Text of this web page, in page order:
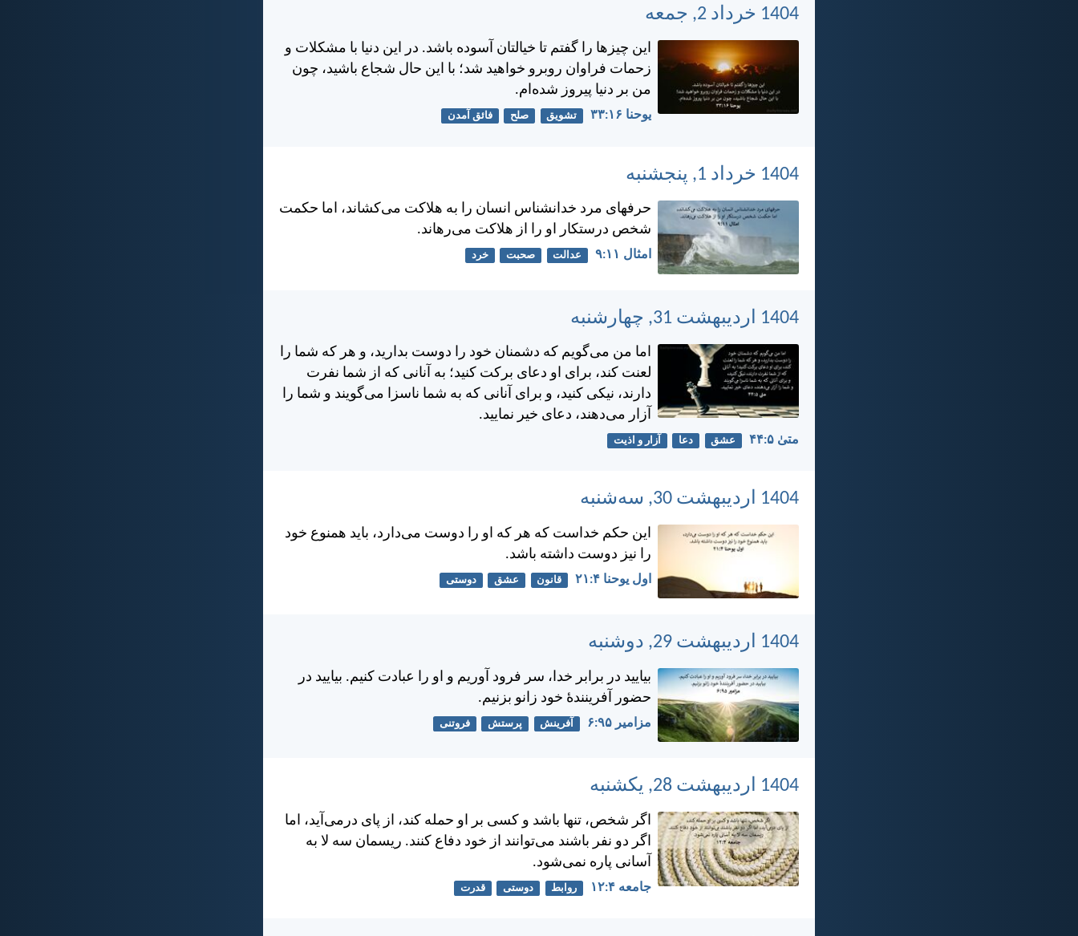
1404 خرداد 2, جمعه
اين چيزها را گفتم تا خيالتان آسوده باشد. در اين دنيا با مشكلات و
زحمات فراوان روبرو خواهيد شد؛ با اين حال شجاع باشيد، چون
من بر دنيا پيروز شده‌ام.
يوحنا ۱۶:‏۳۳ تشویق صلح فائق آمدن
1404 خرداد 1, پنجشنبه
حرفهای مرد خدانشناس انسان را به هلاكت می‌كشاند، اما حكمت
شخص درستكار او را از هلاكت می‌رهاند.
امثال ۱۱:‏۹ عدالت صحبت خرد
1404 اردیبهشت 31, چهارشنبه
اما من می‌گويم كه دشمنان خود را دوست بداريد، و هر كه شما را
لعنت كند، برای او دعای بركت كنيد؛ به آنانی كه از شما نفرت
دارند، نيكی كنيد، و برای آنانی كه به شما ناسزا می‌گويند و شما را
آزار می‌دهند، دعای خير نماييد.
متی‌ٰ ۵:‏۴۴ عشق دعا آزار و اذیت
1404 اردیبهشت 30, سه‌شنبه
اين حكم خداست كه هر كه او را دوست می‌دارد، بايد همنوع خود
را نيز دوست داشته باشد.
اول يوحنا ۴:‏۲۱ قانون عشق دوستی
1404 اردیبهشت 29, دوشنبه
بياييد در برابر خدا، سر فرود آوريم و او را عبادت كنيم. بياييد در
حضور آفرينندهٔ خود زانو بزنيم.
مزامير ۹۵:‏۶ آفرینش پرستش فروتنی
1404 اردیبهشت 28, یکشنبه
اگر شخص، تنها باشد و كسی بر او حمله كند، از پای درمی‌آيد، اما
اگر دو نفر باشند می‌توانند از خود دفاع كنند. ريسمان سه لا به
آسانی پاره نمی‌شود.
جامعه ۴:‏۱۲ روابط دوستی قدرت